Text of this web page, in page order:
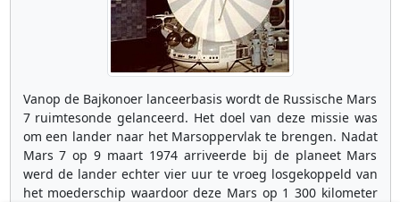
Vanop de Bajkonoer lanceerbasis wordt de Russische Mars
7 ruimtesonde gelanceerd. Het doel van deze missie was
om een lander naar het Marsoppervlak te brengen. Nadat
Mars 7 op 9 maart 1974 arriveerde bij de planeet Mars
werd de lander echter vier uur te vroeg losgekoppeld van
het moederschip waardoor deze Mars op 1 300 kilometer